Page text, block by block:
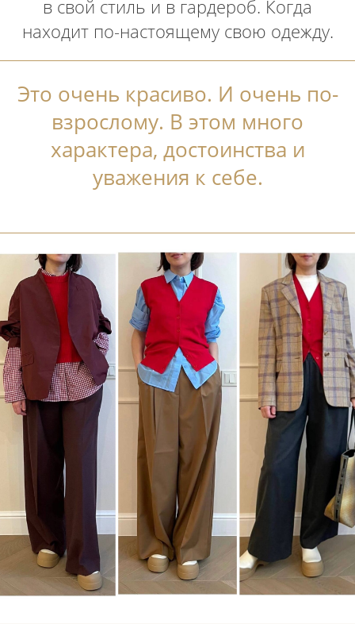
в свой стиль и в гардероб. Когда
находит по-настоящему свою одежду.
Это очень красиво. И очень по-
взрослому. В этом много
характера, достоинства и
уважения к себе.